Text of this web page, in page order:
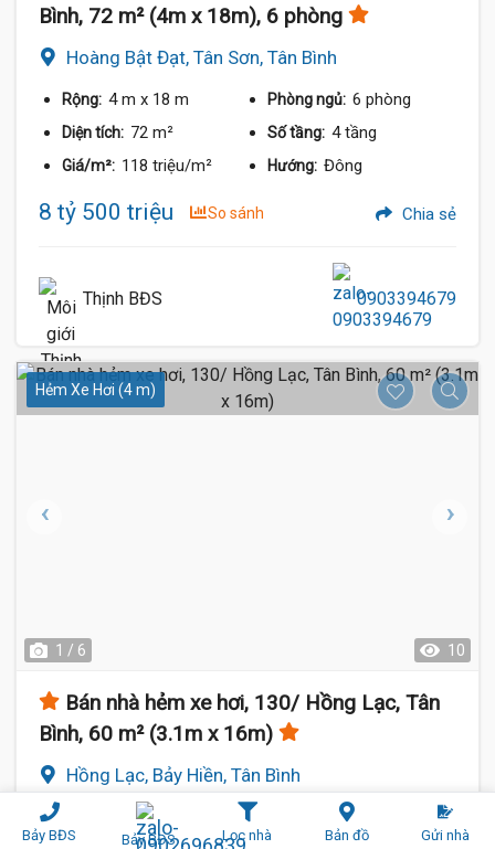
Bảy BĐS Bảy BĐS Lọc nhà Bản đồ Gửi nhà
Bình, 72 m² (4m x 18m), 6 phòng
Hoàng Bật Đạt, Tân Sơn, Tân Bình
Rộng: 4 m x 18 m Phòng ngủ: 6 phòng
Diện tích: 72 m² Số tầng: 4 tầng
Giá/m²: 118 triệu/m² Hướng: Đông
8 tỷ 500 triệu So sánh Chia sẻ
Thịnh BĐS 0903394679
Hẻm Xe Hơi (4 m)
1 / 6 10
Bán nhà hẻm xe hơi, 130/ Hồng Lạc, Tân
Bình, 60 m² (3.1m x 16m)
Hồng Lạc, Bảy Hiền, Tân Bình
3.1 mx 16 m Phòng ngủ:6 phòng